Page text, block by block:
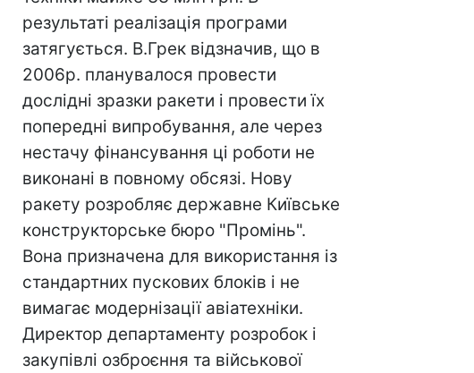
результаті реалізація програми
затягується. В.Грек відзначив, що в
2006р. планувалося провести
дослідні зразки ракети і провести їх
попередні випробування, але через
нестачу фінансування ці роботи не
виконані в повному обсязі. Нову
ракету розробляє державне Київське
конструкторське бюро "Промінь".
Вона призначена для використання із
стандартних пускових блоків і не
вимагає модернізації авіатехніки.
Директор департаменту розробок і
закупівлі озброєння та військової